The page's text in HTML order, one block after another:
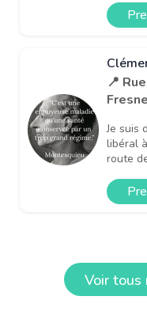
📍
Je suis
libéral
route
Voir tous